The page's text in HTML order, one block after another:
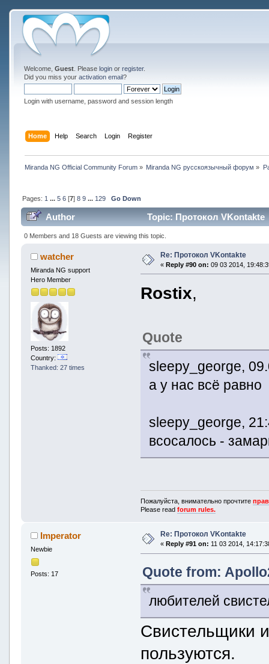
Welcome, Guest. Please loginor register.
Did you miss your activation email?
Login with username, password and session length
Home Help Search Login Register
Miranda NG Official Community Forum» Miranda NG русскоязычный форум »
Pages: 1 ... 5 6[7] 8 9 ... 129 Go Down
Author Topic: Протокол VKontakte
0 Members and 18 Guests are viewing this topic.
watcher
Miranda NG support
Hero Member
Posts: 1892
Country:
Thanked: 27 times
Re: Протокол VKontakte
« Reply #90 on: 09 03 2014,
Rostix,
Quote
sleepy_george,
а у нас всё равно
sleepy_george,
всосалось -
Пожалуйста, внимательно прочтите
Please readforum rules.
Imperator
Newbie
Posts: 17
Re: Протокол VKontakte
« Reply #91 on: 11 03 2014,
Quote from:
любителей
Свистельщики
пользуются.